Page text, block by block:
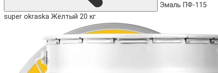
Эмаль ПФ-115
super okraska Жёлтый 20 кг